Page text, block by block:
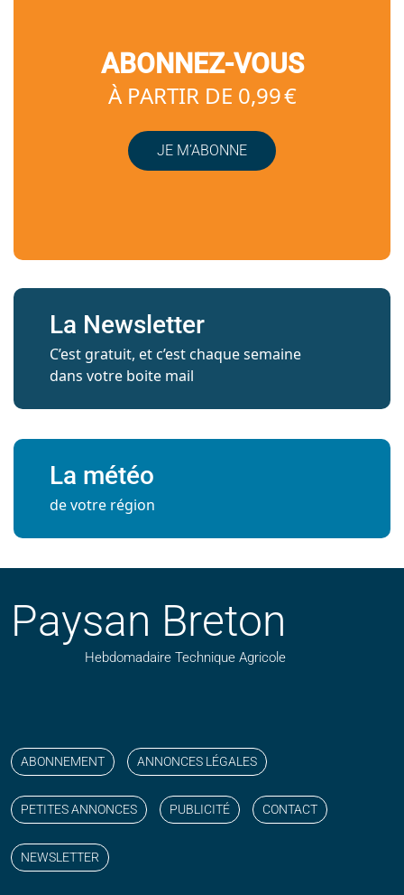
ABONNEZ-VOUS
À PARTIR DE 0,99 €
JE M’ABONNE
La Newsletter
C’est gratuit, et c’est chaque semaine
dans votre boite mail
La météo
de votre région
Paysan Breton
Hebdomadaire Technique Agricole
ABONNEMENT ANNONCES LÉGALES
PETITES ANNONCES PUBLICITÉ CONTACT
NEWSLETTER